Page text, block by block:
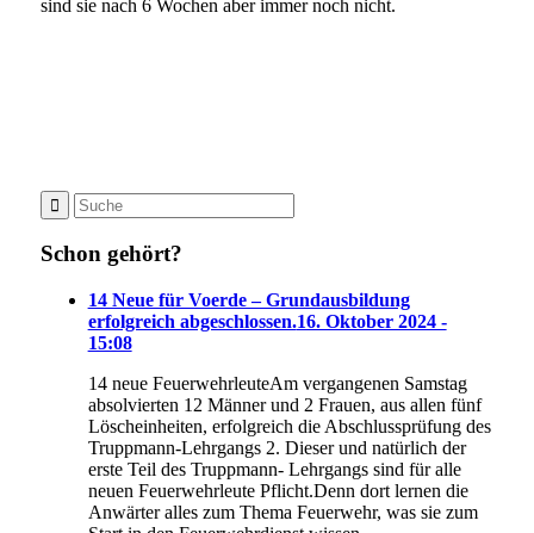
sind sie nach 6 Wochen aber immer noch nicht.
Schon gehört?
14 Neue für Voerde – Grundausbildung
erfolgreich abgeschlossen.16. Oktober 2024 -
15:08
14 neue FeuerwehrleuteAm vergangenen Samstag
absolvierten 12 Männer und 2 Frauen, aus allen fünf
Löscheinheiten, erfolgreich die Abschlussprüfung des
Truppmann-Lehrgangs 2. Dieser und natürlich der
erste Teil des Truppmann- Lehrgangs sind für alle
neuen Feuerwehrleute Pflicht.Denn dort lernen die
Anwärter alles zum Thema Feuerwehr, was sie zum